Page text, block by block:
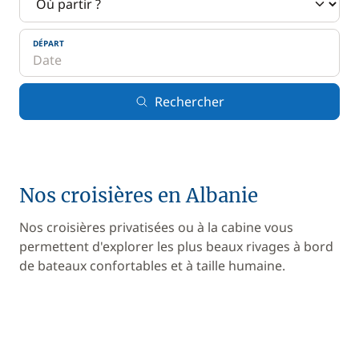
DÉPART
Rechercher
Nos croisières en Albanie
Nos croisières privatisées ou à la cabine vous
permettent d'explorer les plus beaux rivages à bord
de bateaux confortables et à taille humaine.